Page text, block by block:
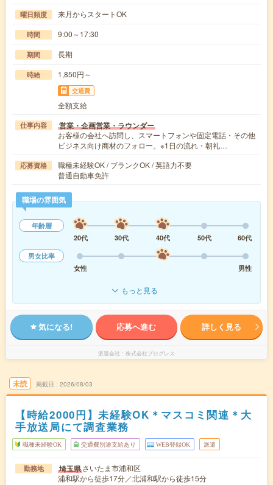
曜日頻度 来月からスタートOK
時間 9:00～17:30
期間 長期
時給 1,850円～
交通費
全額支給
仕事内容 営業・企画営業・ラウンダー
お客様の会社へ訪問し、スマートフォンや固定電話・その他
ビジネス向け商材のフォロー。※1日の流れ・朝礼…
応募資格
職種未経験OK / ブランクOK / 英語力不要
普通自動車免許
職場の雰囲気
年齢層
20代
30代 40代 50代
60代
男女比率
女性
男性
もっと見る
気になる! 応募へ進む 詳しく見る
派遣会社 株式会社プログレス
未読 掲載日 2026/08/03
【時給2000円】未経験OK＊マスコミ関連＊大
手放送局にて調査業務
職種未経験OK 交通費別途支給あり WEB登録OK 派遣
勤務地 埼玉県さいたま市浦和区
浦和駅から徒歩17分／北浦和駅から徒歩15分